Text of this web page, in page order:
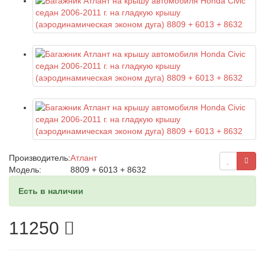
Производитель:Атлант
Модель:
8809 + 6013 + 8632
Есть в наличии
11250